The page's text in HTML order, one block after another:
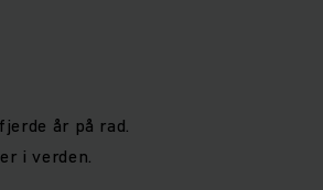
år på rad.
i verden.